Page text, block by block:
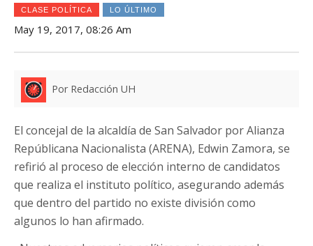
CLASE POLÍTICA LO ÚLTIMO
May 19, 2017, 08:26 Am
Por Redacción UH
El concejal de la alcaldía de San Salvador por Alianza
Repúblicana Nacionalista (ARENA), Edwin Zamora, se
refirió al proceso de elección interno de candidatos
que realiza el instituto político, asegurando además
que dentro del partido no existe división como
algunos lo han afirmado.